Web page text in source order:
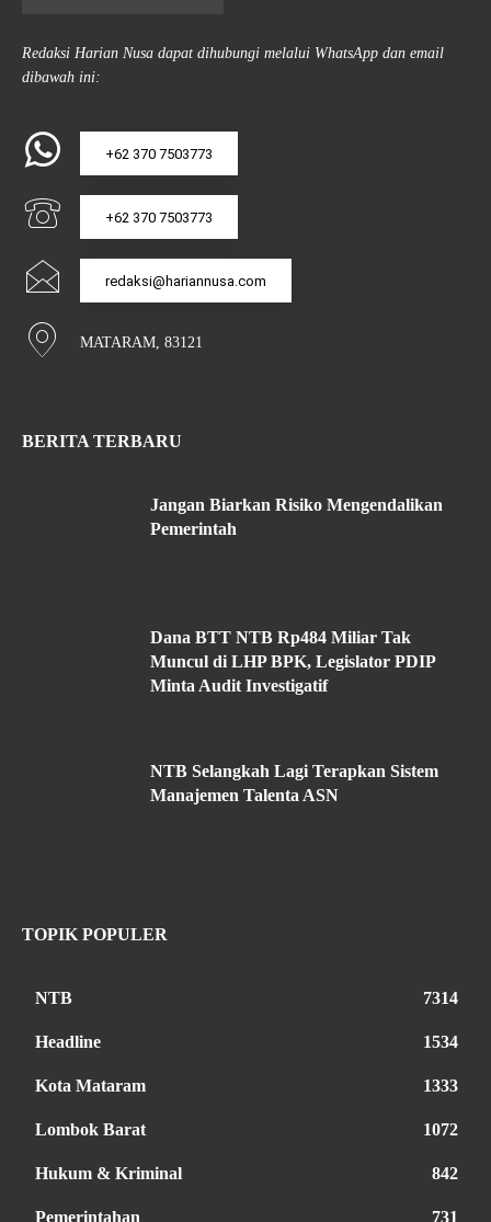
Redaksi Harian Nusa dapat dihubungi melalui WhatsApp dan email
dibawah ini:
+62 370 7503773
+62 370 7503773
redaksi@hariannusa.com
MATARAM, 83121
BERITA TERBARU
Jangan Biarkan Risiko Mengendalikan
Pemerintah
Dana BTT NTB Rp484 Miliar Tak
Muncul di LHP BPK, Legislator PDIP
Minta Audit Investigatif
NTB Selangkah Lagi Terapkan Sistem
Manajemen Talenta ASN
TOPIK POPULER
NTB 7314
Headline 1534
Kota Mataram 1333
Lombok Barat 1072
Hukum & Kriminal 842
Pemerintahan 731